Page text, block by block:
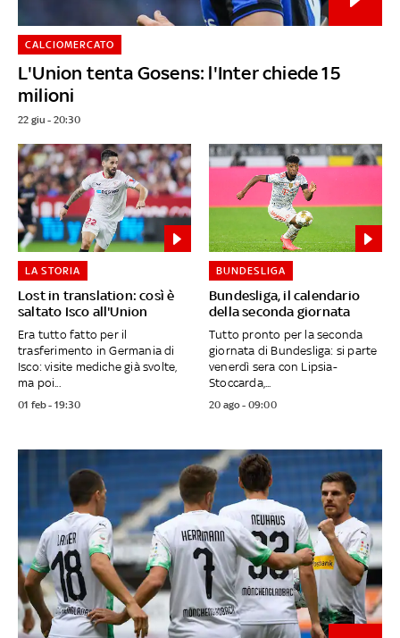
L'Union tenta Gosens: l'Inter chiede 15
milioni
CALCIOMERCATO
22 giu - 20:30
Lost in translation: così è
saltato Isco all'Union
LA STORIA
Era tutto fatto per il
trasferimento in Germania di
Isco: visite mediche già svolte,
ma poi...
01 feb - 19:30
Bundesliga, il calendario
della seconda giornata
BUNDESLIGA
Tutto pronto per la seconda
giornata di Bundesliga: si parte
venerdì sera con Lipsia-
Stoccarda,...
20 ago - 09:00